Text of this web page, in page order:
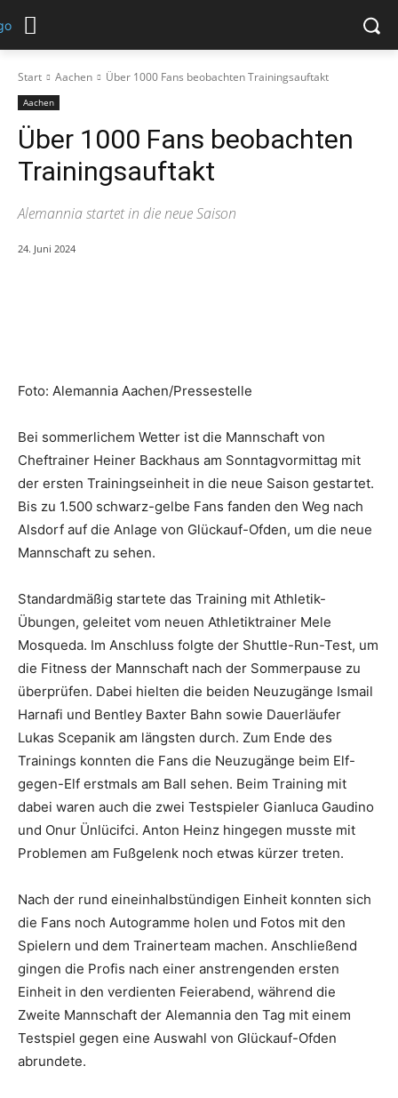
Start Aachen Über 1000 Fans beobachten Trainingsauftakt
Aachen
Über 1000 Fans beobachten
Trainingsauftakt
Alemannia startet in die neue Saison
24. Juni 2024
Foto: Alemannia Aachen/Pressestelle
Bei sommerlichem Wetter ist die Mannschaft von
Cheftrainer Heiner Backhaus am Sonntagvormittag mit
der ersten Trainingseinheit in die neue Saison gestartet.
Bis zu 1.500 schwarz-gelbe Fans fanden den Weg nach
Alsdorf auf die Anlage von Glückauf-Ofden, um die neue
Mannschaft zu sehen.
Standardmäßig startete das Training mit Athletik-
Übungen, geleitet vom neuen Athletiktrainer Mele
Mosqueda. Im Anschluss folgte der Shuttle-Run-Test, um
die Fitness der Mannschaft nach der Sommerpause zu
überprüfen. Dabei hielten die beiden Neuzugänge Ismail
Harnafi und Bentley Baxter Bahn sowie Dauerläufer
Lukas Scepanik am längsten durch. Zum Ende des
Trainings konnten die Fans die Neuzugänge beim Elf-
gegen-Elf erstmals am Ball sehen. Beim Training mit
dabei waren auch die zwei Testspieler Gianluca Gaudino
und Onur Ünlücifci. Anton Heinz hingegen musste mit
Problemen am Fußgelenk noch etwas kürzer treten.
Nach der rund eineinhalbstündigen Einheit konnten sich
die Fans noch Autogramme holen und Fotos mit den
Spielern und dem Trainerteam machen. Anschließend
gingen die Profis nach einer anstrengenden ersten
Einheit in den verdienten Feierabend, während die
Zweite Mannschaft der Alemannia den Tag mit einem
Testspiel gegen eine Auswahl von Glückauf-Ofden
abrundete.